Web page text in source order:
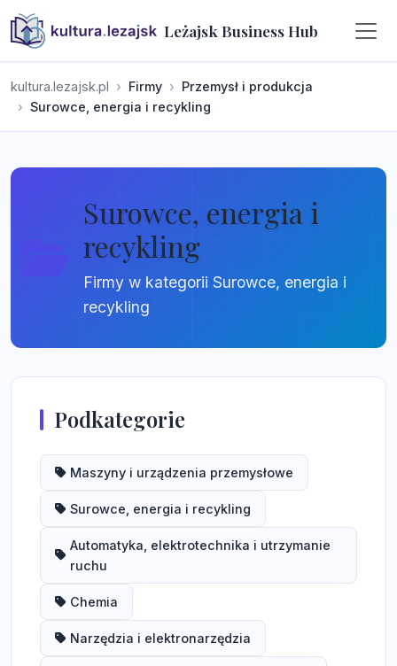
Leżajsk Business Hub
kultura.lezajsk.pl Firmy
Przemysł i produkcja
Surowce, energia i recykling
Surowce, energia i
recykling
Firmy w kategorii Surowce, energia i
recykling
Podkategorie
Maszyny i urządzenia przemysłowe
Surowce, energia i recykling
Automatyka, elektrotechnika i utrzymanie
ruchu
Chemia
Narzędzia i elektronarzędzia